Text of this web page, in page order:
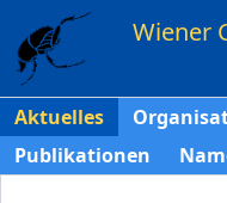
Wiener
Aktuelles
Publikationen